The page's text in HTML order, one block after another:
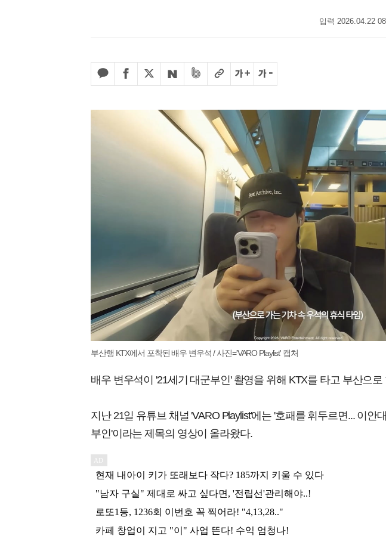
입력 2026.04.22
부산행 KTX에서 포착된 배우 변우석 / 사진='VARO Playlist' 캡처
배우 변우석이 '21세기 대군부인' 촬영을 위해 KTX를 타고 부산으로
지난 21일 유튜브 채널 'VARO Playlist'에는 '호패를 휘두르면... 이안
부인'이라는 제목의 영상이 올라왔다.